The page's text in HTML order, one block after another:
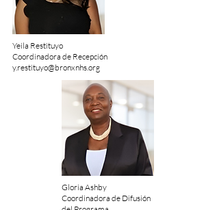
Yeila Restituyo
Coordinadora de Recepción
y.restituyo@bronxnhs.org
Gloria Ashby
Coordinadora de Difusión